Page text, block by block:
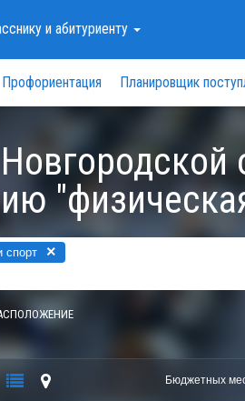
и абитуриенту
Профориентация Планировщик
спорт ×
Бюджетных